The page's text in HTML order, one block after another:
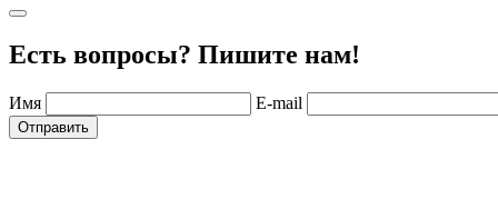
Есть вопросы? Пишите нам!
Имя E-mail